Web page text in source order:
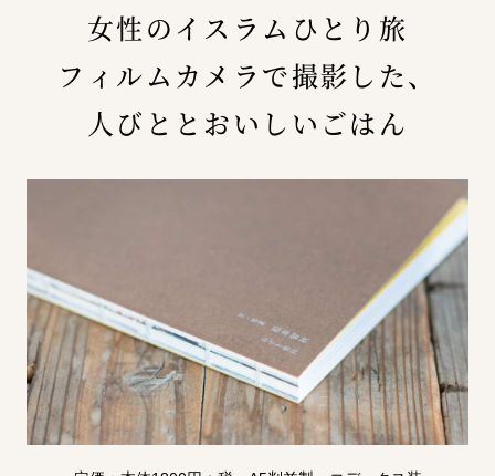
女性のイスラムひとり旅
フィルムカメラで撮影した、
人びととおいしいごはん